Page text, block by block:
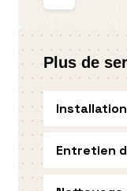
Plus de
Entretien